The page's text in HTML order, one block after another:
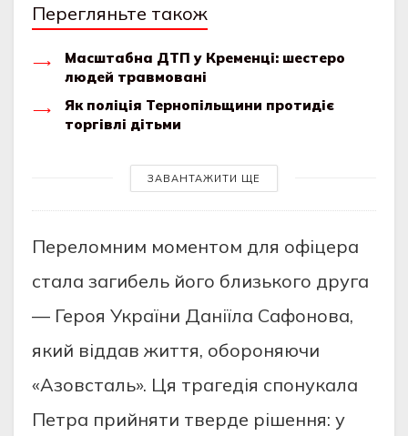
Перегляньте також
Масштабна ДТП у Кременці: шестеро
людей травмовані
Як поліція Тернопільщини протидіє
торгівлі дітьми
ЗАВАНТАЖИТИ ЩЕ
Переломним моментом для офіцера
стала загибель його близького друга
— Героя України Даніїла Сафонова,
який віддав життя, обороняючи
«Азовсталь». Ця трагедія спонукала
Петра прийняти тверде рішення: у